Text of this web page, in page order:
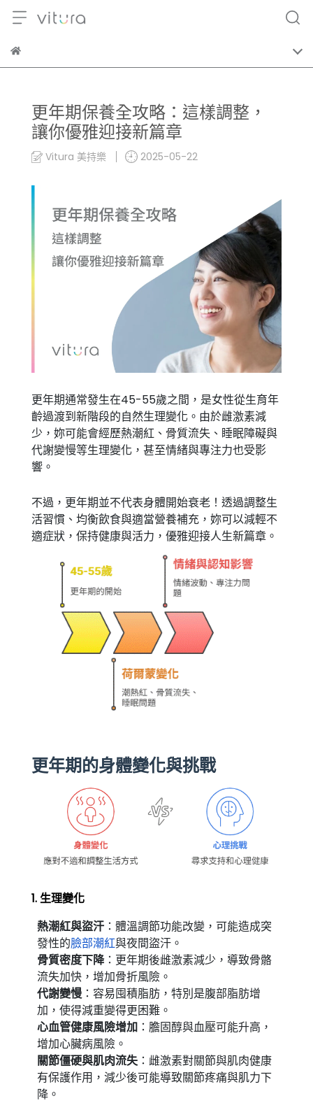
更年期保養全攻略：這樣調整，
讓你優雅迎接新篇章
Vitura 美持樂 2025-05-22
更年期通常發生在45-55歲之間，是女性從生育年
齡過渡到新階段的自然生理變化。由於雌激素減
少，妳可能會經歷熱潮紅、骨質流失、睡眠障礙與
代謝變慢等生理變化，甚至情緒與專注力也受影
響。
不過，更年期並不代表身體開始衰老！透過調整生
活習慣、均衡飲食與適當營養補充，妳可以減輕不
適症狀，保持健康與活力，優雅迎接人生新篇章。
更年期的身體變化與挑戰
1. 生理變化
熱潮紅與盜汗 ：體溫調節功能改變，可能造成突
發性的臉部潮紅與夜間盜汗。
骨質密度下降：更年期後雌激素減少，導致骨骼
流失加快，增加骨折風險。
代謝變慢：容易囤積脂肪，特別是腹部脂肪增
加，使得減重變得更困難。
心血管健康風險增加 ：膽固醇與血壓可能升高，
增加心臟病風險。
關節僵硬與肌肉流失：雌激素對關節與肌肉健康
有保護作用，減少後可能導致關節疼痛與肌力下
降。